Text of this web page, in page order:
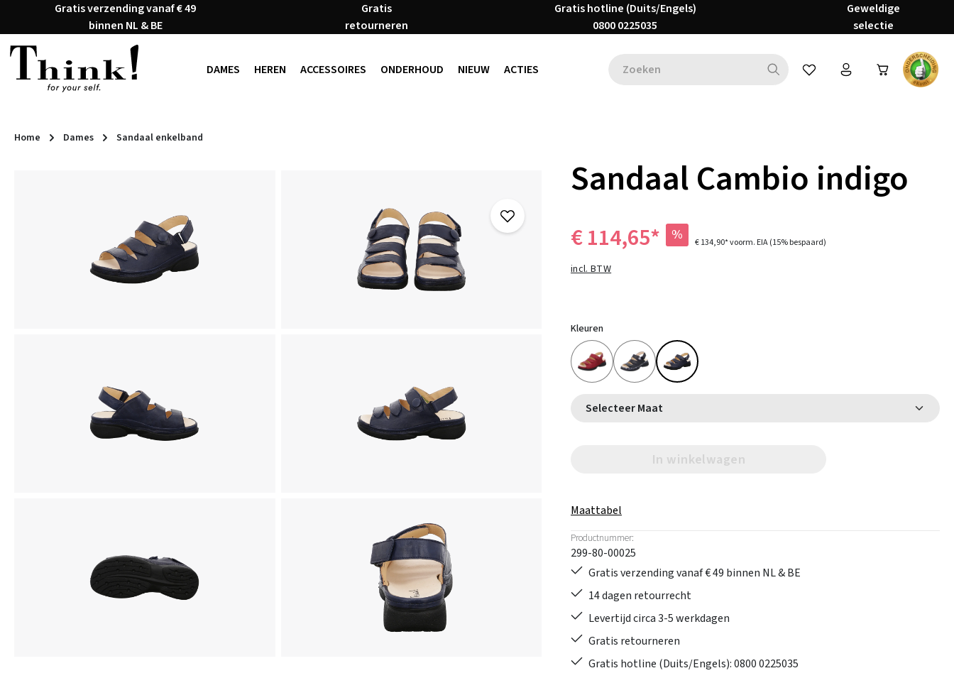
de hoofdinhoud
Ga naar de zoekopdracht
Ga naar de hoofdnavigatie
Gratis verzending vanaf € 49
binnen NL & BE
Gratis
retourneren
Gratis hotline (Duits/Engels)
0800 0225035
Geweldige
selectie
DAMES HEREN ACCESSOIRES ONDERHOUD NIEUW ACTIES Je hebt 0 items op je
Home Dames Sandaal enkelband
Sandaal Cambio indigo
€ 114,65* % € 134,90*voorm. EIA(15% bespaard)
incl. BTW
Kleuren
Selecteer Maat
In winkelwagen
Maattabel
Productnummer:
299-80-00025
Gratis verzending vanaf € 49 binnen NL & BE
14 dagen retourrecht
Levertijd circa 3-5 werkdagen
Gratis retourneren
Gratis hotline (Duits/Engels): 0800 0225035